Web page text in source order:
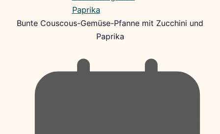
Bunte Couscous-Gemüse-Pfanne mit Zucchini und
Paprika